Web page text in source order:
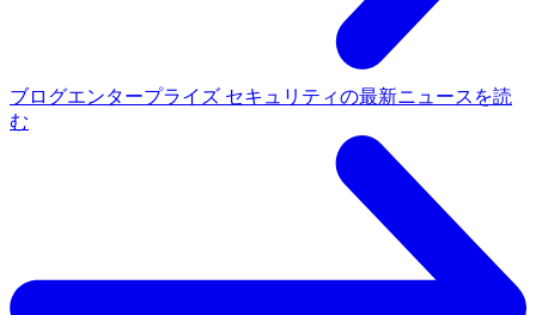
ブログエンタープライズ セキュリティの最新ニュースを読
む